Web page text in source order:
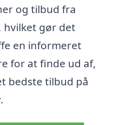
og tilbud fra
hvilket gør det
en informeret
for at finde ud af,
bedste tilbud på